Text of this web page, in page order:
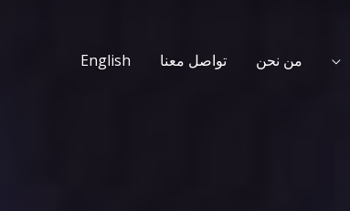
من نحن تواصل معنا English